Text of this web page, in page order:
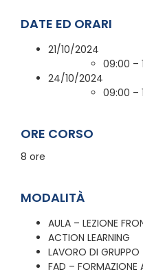
DATE ED ORARI
21/10/2024
09:00 –
24/10/2024
09:00 –
ORE CORSO
8 ore
MODALITÀ
AULA – LEZIONE
ACTION LEARNING
LAVORO DI GRUPPO
FAD – FORMAZIONE